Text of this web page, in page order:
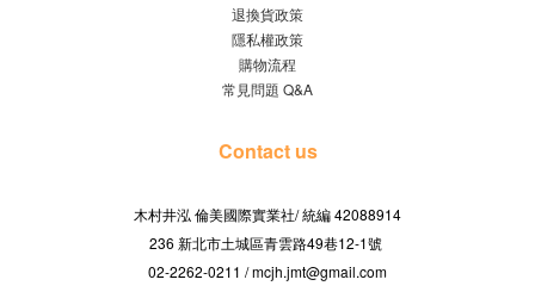
退換貨政策
隱私權政策
購物流程
常見問題 Q&A
Contact us
木村井泓 倫美國際實業社/統編 42088914
236 新北市土城區青雲路49巷12-1號
02-2262-0211 / mcjh.jmt@gmail.com